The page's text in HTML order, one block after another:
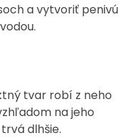
a vytvoriť penivú
tvar robí z neho
na jeho
dlhšie.